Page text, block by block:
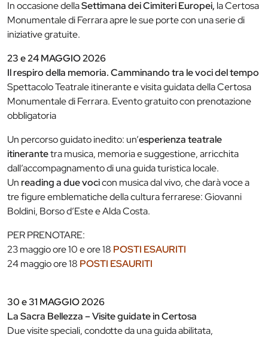
In occasione dellaSettimana dei Cimiteri Europei, la Certosa
Monumentale di Ferrara apre le sue porte con una serie di
iniziative gratuite.
23 e 24 MAGGIO 2026
Il respiro della memoria. Camminando tra le voci del tempo
Spettacolo Teatrale itinerante e visita guidata della Certosa
Monumentale di Ferrara. Evento gratuito con prenotazione
obbligatoria
Un percorso guidato inedito: un’esperienza teatrale
itinerantetra musica, memoria e suggestione, arricchita
dall’accompagnamento di una guida turistica locale.
Un reading a due vocicon musica dal vivo, che darà voce a
tre figure emblematiche della cultura ferrarese: Giovanni
Boldini, Borso d’Este e Alda Costa.
PER PRENOTARE:
23 maggio ore 10 e ore 18 POSTI ESAURITI
24 maggio ore 18 POSTI ESAURITI
30 e 31 MAGGIO 2026
La Sacra Bellezza – Visite guidate in Certosa
Due visite speciali, condotte da una guida abilitata,